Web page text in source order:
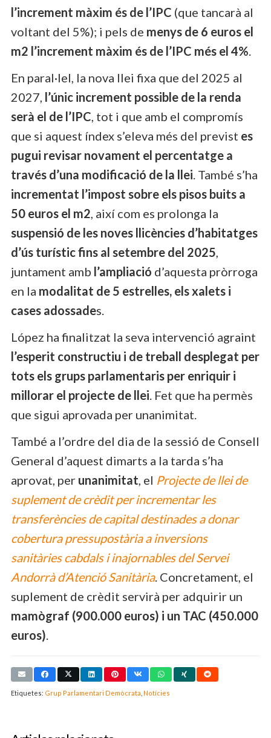
l’increment màxim és de l’IPC (que tancarà al
voltant del 5%); i pels de menys de 6 euros el
m2 l’increment màxim és de l’IPC més el 4%.
En paral·lel, la nova llei fixa que del 2025 al
2027, l’únic increment possible de la renda
serà el de l’IPC, tot i que amb el compromís
que si aquest índex s’eleva més del previst es
pugui revisar novament el percentatge a
través d’una modificació de la llei. També s’ha
incrementat l’impost sobre els pisos buits a
50 euros el m2, així com es prolonga la
suspensió de les noves llicències d’habitatges
d’ús turístic fins al setembre del 2025,
juntament amb l’ampliació d’aquesta pròrroga
en la modalitat de 5 estrelles, els xalets i
cases adossades.
López ha finalitzat la seva intervenció agraint
l’esperit constructiu i de treball desplegat per
tots els grups parlamentaris per enriquir i
millorar el projecte de llei. Fet que ha permès
que sigui aprovada per unanimitat.
També a l’ordre del dia de la sessió de Consell
General d’aquest dimarts a la tarda s’ha
aprovat, per unanimitat, el Projecte de llei de
suplement de crèdit per incrementar les
transferències de capital destinades a donar
cobertura pressupostària a inversions
sanitàries cabdals i inajornables del Servei
Andorrà d’Atenció Sanitària. Concretament, el
suplement de crèdit servirà per adquirir un
mamògraf (900.000 euros) i un TAC (450.000
euros).
Etiquetes: Grup Parlamentari Demòcrata Notícies